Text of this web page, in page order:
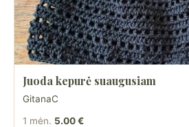
Juoda kepurė suaugusiam
GitanaC
1 mėn. 5.00 €